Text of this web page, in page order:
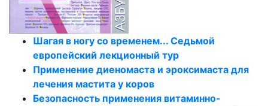
Шагая в ногу со временем... Седьмой
европейский лекционный тур
Применение диеномаста и эроксимаста для
лечения мастита у коров
Безопасность применения витаминно-